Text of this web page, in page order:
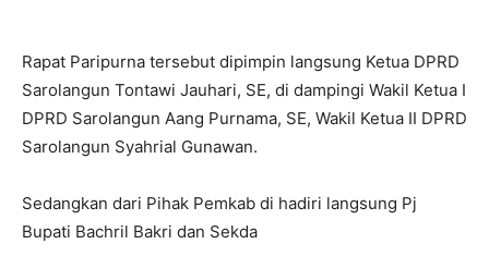
Rapat Paripurna tersebut dipimpin langsung Ketua DPRD
Sarolangun Tontawi Jauhari, SE, di dampingi Wakil Ketua I
DPRD Sarolangun Aang Purnama, SE, Wakil Ketua II DPRD
Sarolangun Syahrial Gunawan.
Sedangkan dari Pihak Pemkab di hadiri langsung Pj
Bupati Bachril Bakri dan Sekda